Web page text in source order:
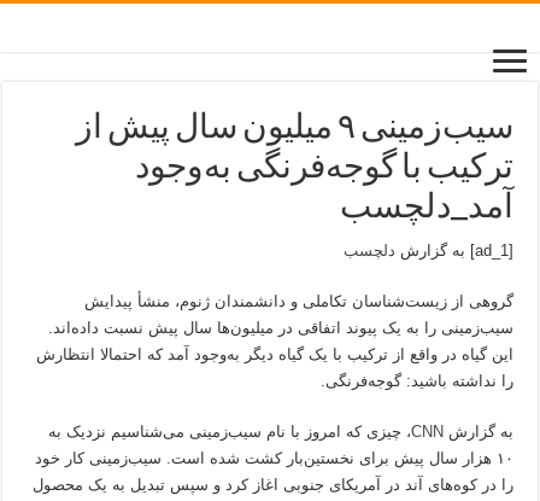
سیب‌زمینی ۹ میلیون سال پیش از
ترکیب با گوجه‌فرنگی به‌وجود
آمد_دلچسب
[ad_1] به گزارش دلچسب
گروهی از زیست‌شناسان تکاملی و دانشمندان ژنوم، منشأ پیدایش
سیب‌زمینی را به یک پیوند اتفاقی در میلیون‌ها سال پیش نسبت داده‌اند.
این گیاه در واقع از ترکیب با یک گیاه دیگر به‌وجود آمد که احتمالا انتظارش
را نداشته باشید: گوجه‌فرنگی.
به گزارش CNN، چیزی که امروز با نام سیب‌زمینی می‌شناسیم نزدیک به
۱۰ هزار سال پیش برای نخستین‌بار کشت شده است. سیب‌زمینی کار خود
را در کوه‌های آند در آمریکای جنوبی اغاز کرد و سپس تبدیل به یک محصول